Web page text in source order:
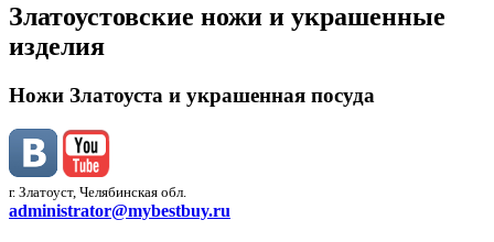
Златоустовские ножи и украшенные
изделия
Ножи Златоуста и украшенная посуда
г. Златоуст, Челябинская обл.
administrator@mybestbuy.ru